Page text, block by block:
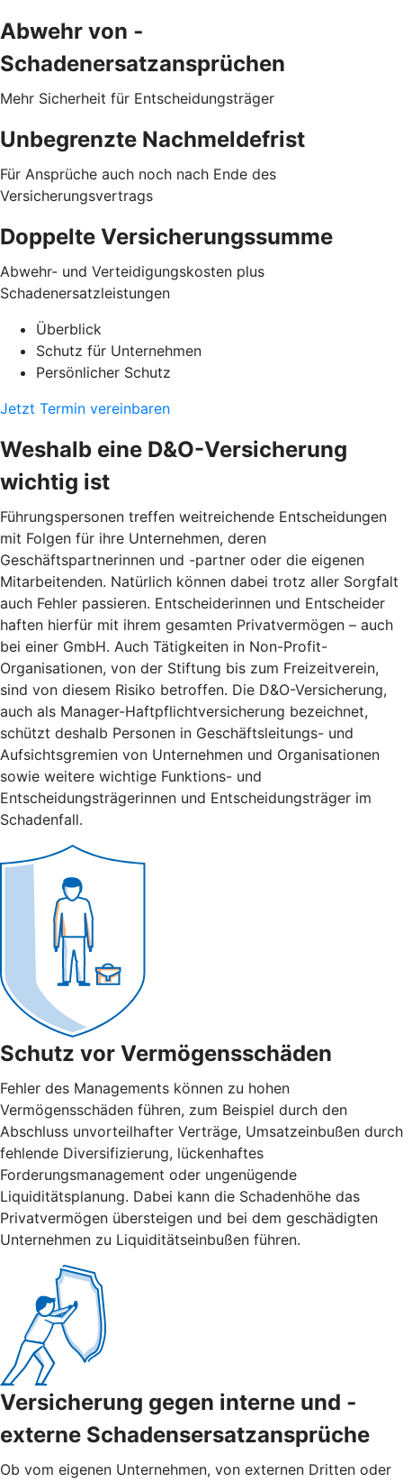
Abwehr von ­
Schadenersatzansprüchen
Mehr Sicherheit für Entscheidungsträger
Unbegrenzte Nachmeldefrist
Für Ansprüche auch noch nach Ende des
Versicherungsvertrags
Doppelte Versicherungssumme
Abwehr- und Verteidigungskosten plus
Schadenersatzleistungen
Überblick
Schutz für Unternehmen
Persönlicher Schutz
Jetzt Termin vereinbaren
Weshalb eine D&O-Versicherung
wichtig ist
Führungspersonen treffen weitreichende Entscheidungen
mit Folgen für ihre Unternehmen, deren
Geschäftspartnerinnen und -partner oder die eigenen
Mitarbeitenden. Natürlich können dabei trotz aller Sorgfalt
auch Fehler passieren. Entscheiderinnen und Entscheider
haften hierfür mit ihrem gesamten Privatvermögen – auch
bei einer GmbH. Auch Tätigkeiten in Non-Profit-
Organisationen, von der Stiftung bis zum Freizeitverein,
sind von diesem Risiko betroffen. Die D&O-Versicherung,
auch als Manager-Haftpflichtversicherung bezeichnet,
schützt deshalb Personen in Geschäftsleitungs- und
Aufsichtsgremien von Unternehmen und Organisationen
sowie weitere wichtige Funktions- und
Entscheidungsträgerinnen und Entscheidungsträger im
Schadenfall.
Schutz vor Vermögensschäden
Fehler des Managements können zu hohen
Vermögensschäden führen, zum Beispiel durch den
Abschluss unvorteilhafter Verträge, Umsatzeinbußen durch
fehlende Diversifizierung, lückenhaftes
Forderungsmanagement oder ungenügende
Liquiditätsplanung. Dabei kann die Schadenhöhe das
Privatvermögen übersteigen und bei dem geschädigten
Unternehmen zu Liquiditätseinbußen führen.
Versicherung gegen interne und ­
externe ­Schadensersatzansprüche
Ob vom eigenen Unternehmen, von externen Dritten oder